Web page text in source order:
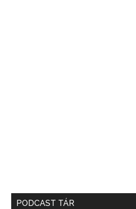
PODCAST TÁR